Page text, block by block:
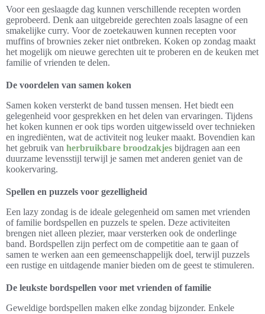
Voor een geslaagde dag kunnen verschillende recepten worden
geprobeerd. Denk aan uitgebreide gerechten zoals lasagne of een
smakelijke curry. Voor de zoetekauwen kunnen recepten voor
muffins of brownies zeker niet ontbreken. Koken op zondag maakt
het mogelijk om nieuwe gerechten uit te proberen en de keuken met
familie of vrienden te delen.
De voordelen van samen koken
Samen koken versterkt de band tussen mensen. Het biedt een
gelegenheid voor gesprekken en het delen van ervaringen. Tijdens
het koken kunnen er ook tips worden uitgewisseld over technieken
en ingrediënten, wat de activiteit nog leuker maakt. Bovendien kan
het gebruik van herbruikbare broodzakjes bijdragen aan een
duurzame levensstijl terwijl je samen met anderen geniet van de
kookervaring.
Spellen en puzzels voor gezelligheid
Een lazy zondag is de ideale gelegenheid om samen met vrienden
of familie bordspellen en puzzels te spelen. Deze activiteiten
brengen niet alleen plezier, maar versterken ook de onderlinge
band. Bordspellen zijn perfect om de competitie aan te gaan of
samen te werken aan een gemeenschappelijk doel, terwijl puzzels
een rustige en uitdagende manier bieden om de geest te stimuleren.
De leukste bordspellen voor met vrienden of familie
Geweldige bordspellen maken elke zondag bijzonder. Enkele